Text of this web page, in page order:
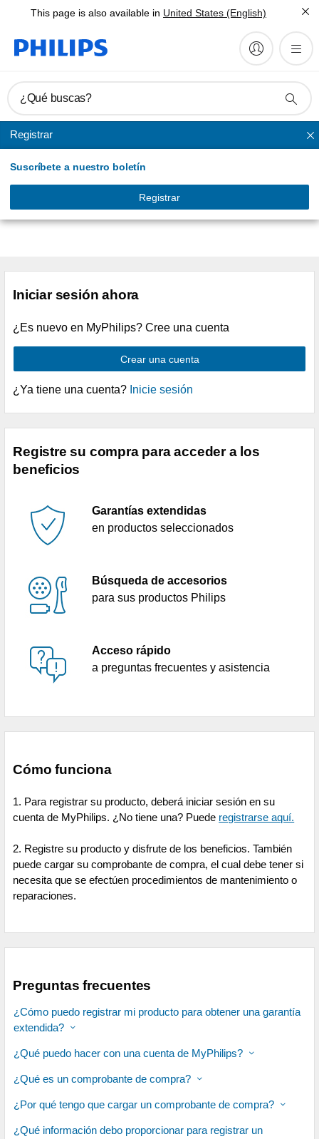
This page is also available in United States (English)
¿Qué buscas?
Registrar
Suscríbete a nuestro boletín
Registrar
Registro de productos
Para registrar una nueva compra, tenga el producto a mano e
inicie sesión en su cuenta de MyPhilips.
Iniciar sesión ahora
¿Es nuevo en MyPhilips? Cree una cuenta
Crear una cuenta
¿Ya tiene una cuenta? Inicie sesión
Registre su compra para acceder a los
beneficios
Garantías extendidas
en productos seleccionados
Búsqueda de accesorios
para sus productos Philips
Acceso rápido
a preguntas frecuentes y asistencia
Cómo funciona
1. Para registrar su producto, deberá iniciar sesión en su
cuenta de MyPhilips. ¿No tiene una? Puede registrarse aquí.
2. Registre su producto y disfrute de los beneficios. También
puede cargar su comprobante de compra, el cual debe tener si
necesita que se efectúen procedimientos de mantenimiento o
reparaciones.
Preguntas frecuentes
¿Cómo puedo registrar mi producto para obtener una garantía
extendida?
¿Qué puedo hacer con una cuenta de MyPhilips?
¿Qué es un comprobante de compra?
¿Por qué tengo que cargar un comprobante de compra?
¿Qué información debo proporcionar para registrar un